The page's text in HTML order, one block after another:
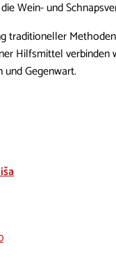
Wein- und
traditioneller
Hilfsmittel verbinden
Gegenwart.